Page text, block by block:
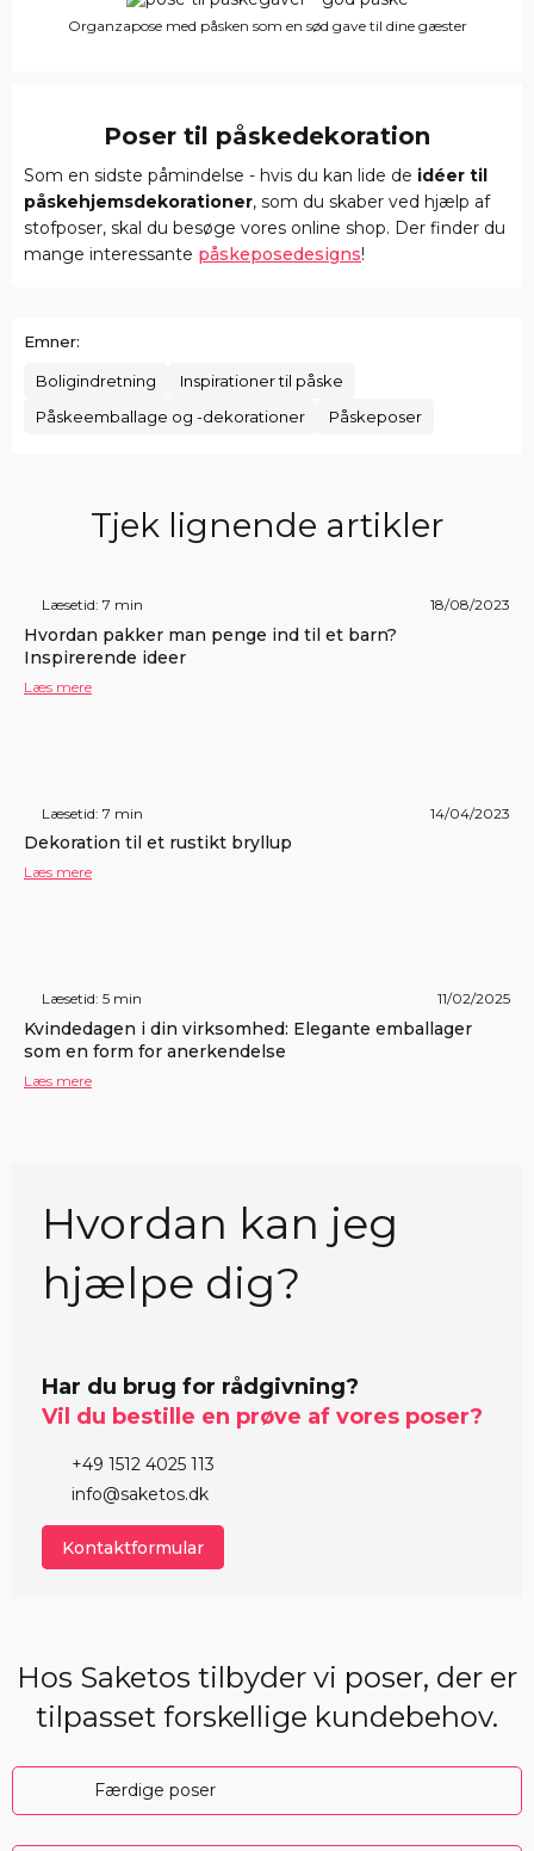
Organzapose med påsken som en sød gave til dine gæster
Poser til påskedekoration
Som en sidste påmindelse - hvis du kan lide de idéer til
påskehjemsdekorationer, som du skaber ved hjælp af
stofposer, skal du besøge vores online shop. Der finder du
mange interessante påskeposedesigns!
Emner:
Boligindretning
Inspirationer til påske
Påskeemballage og -dekorationer
Påskeposer
Tjek lignende artikler
Læsetid: 7 min 18/08/2023
Hvordan pakker man penge ind til et barn?
Inspirerende ideer
Læs mere
Læsetid: 7 min 14/04/2023
Dekoration til et rustikt bryllup
Læs mere
Læsetid: 5 min 11/02/2025
Kvindedagen i din virksomhed: Elegante emballager
som en form for anerkendelse
Læs mere
Hvordan kan jeg
hjælpe dig?
Har du brug for rådgivning?
Vil du bestille en prøve af vores poser?
+49 1512 4025 113
info@saketos.dk
Kontaktformular
Hos Saketos tilbyder vi poser, der er
tilpasset forskellige kundebehov.
Færdige poser